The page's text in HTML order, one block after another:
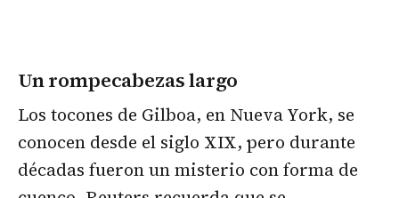
Un rompecabezas largo
Los tocones de Gilboa, en Nueva York, se
conocen desde el siglo XIX, pero durante
décadas fueron un misterio con forma de